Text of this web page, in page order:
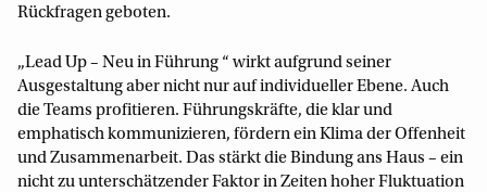
Rückfragen geboten.
„Lead Up – Neu in Führung “ wirkt aufgrund seiner
Ausgestaltung aber nicht nur auf individueller Ebene. Auch
die Teams profitieren. Führungskräfte, die klar und
emphatisch kommunizieren, fördern ein Klima der Offenheit
und Zusammenarbeit. Das stärkt die Bindung ans Haus – ein
nicht zu unterschätzender Faktor in Zeiten hoher Fluktuation